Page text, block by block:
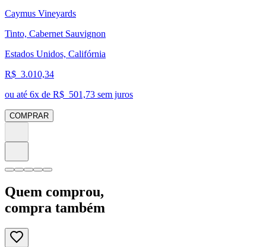
Caymus Vineyards
Tinto, Cabernet Sauvignon
Estados Unidos, Califórnia
R$ 3.010,34
ou até 6x de R$ 501,73 sem juros
COMPRAR
Quem comprou,
compra também